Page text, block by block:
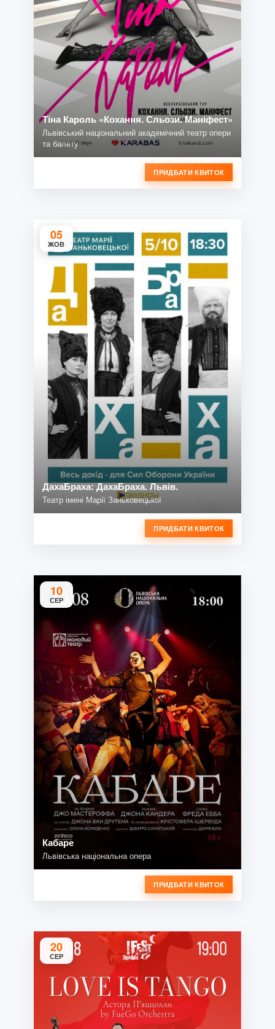
Тіна Кароль «Кохання. Сльози. Маніфест»
Львівський національний академічний театр опери
та балету
ПРИДБАТИ КВИТОК
05
ЖОВ
ДахаБраха: ДахаБраха. Львів.
Театр імені Марії Заньковецької
ПРИДБАТИ КВИТОК
10
СЕР
Кабаре
Львівська національна опера
ПРИДБАТИ КВИТОК
20
СЕР